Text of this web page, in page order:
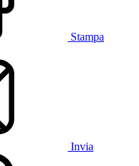
Stampa
Invia